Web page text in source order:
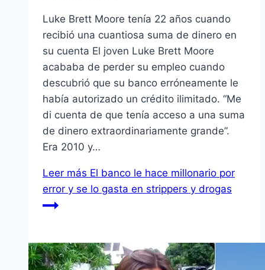
Luke Brett Moore tenía 22 años cuando
recibió una cuantiosa suma de dinero en
su cuenta El joven Luke Brett Moore
acababa de perder su empleo cuando
descubrió que su banco erróneamente le
había autorizado un crédito ilimitado. “Me
di cuenta de que tenía acceso a una suma
de dinero extraordinariamente grande”.
Era 2010 y…
Leer más El banco le hace millonario por
error y se lo gasta en strippers y drogas